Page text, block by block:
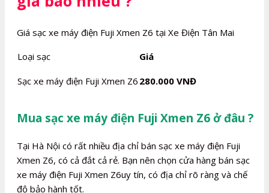
Giá sạc xe máy điện Fuji Xmen Z6 tại Xe Điện Tân Mai
Loại sạc
Giá
Sạc xe máy điện Fuji Xmen Z6 280.000 VNĐ
Mua sạc xe máy điện Fuji Xmen Z6 ở đâu ?
Tại Hà Nội có rất nhiều địa chỉ bán sạc xe máy điện Fuji
Xmen Z6, có cả đắt cả rẻ. Bạn nên chọn cửa hàng bán sạc
xe máy điện Fuji Xmen Z6uy tín, có địa chỉ rõ ràng và chế
độ bảo hành tốt.